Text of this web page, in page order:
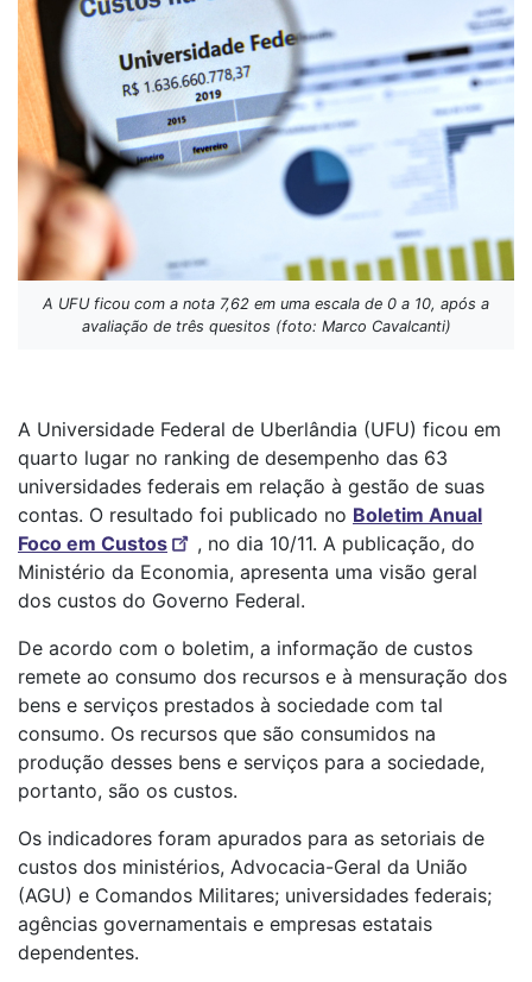
A UFU ficou com a nota 7,62 em uma escala de 0 a 10, após a
avaliação de três quesitos (foto: Marco Cavalcanti)
A Universidade Federal de Uberlândia (UFU) ficou em
quarto lugar no ranking de desempenho das 63
universidades federais em relação à gestão de suas
contas. O resultado foi publicado no Boletim Anual
Foco em Custos
, no dia 10/11. A publicação, do
Ministério da Economia, apresenta uma visão geral
dos custos do Governo Federal.
De acordo com o boletim, a informação de custos
remete ao consumo dos recursos e à mensuração dos
bens e serviços prestados à sociedade com tal
consumo. Os recursos que são consumidos na
produção desses bens e serviços para a sociedade,
portanto, são os custos.
Os indicadores foram apurados para as setoriais de
custos dos ministérios, Advocacia-Geral da União
(AGU) e Comandos Militares; universidades federais;
agências governamentais e empresas estatais
dependentes.